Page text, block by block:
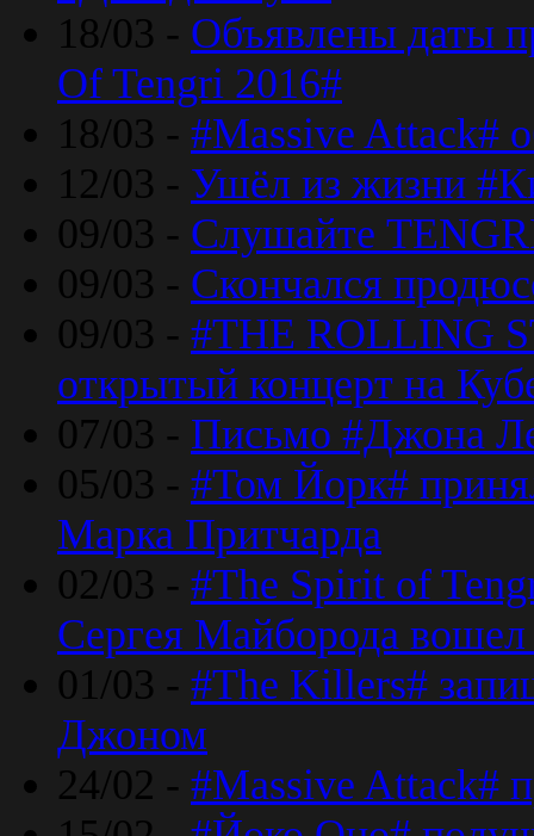
18/03 - Объявлены даты
Of Tengri 2016#
18/03 - #Massive Attack#
12/03 - Ушёл из жизни
09/03 - Слушайте
09/03 - Скончался
09/03 - #THE ROLLING
открытый концерт на
07/03 - Письмо #Джона
05/03 - #Том Йорк#
Марка Притчарда
02/03 - #The Spirit of
Сергея Майборода
01/03 - #The Killers#
Джоном
24/02 - #Massive Attack#